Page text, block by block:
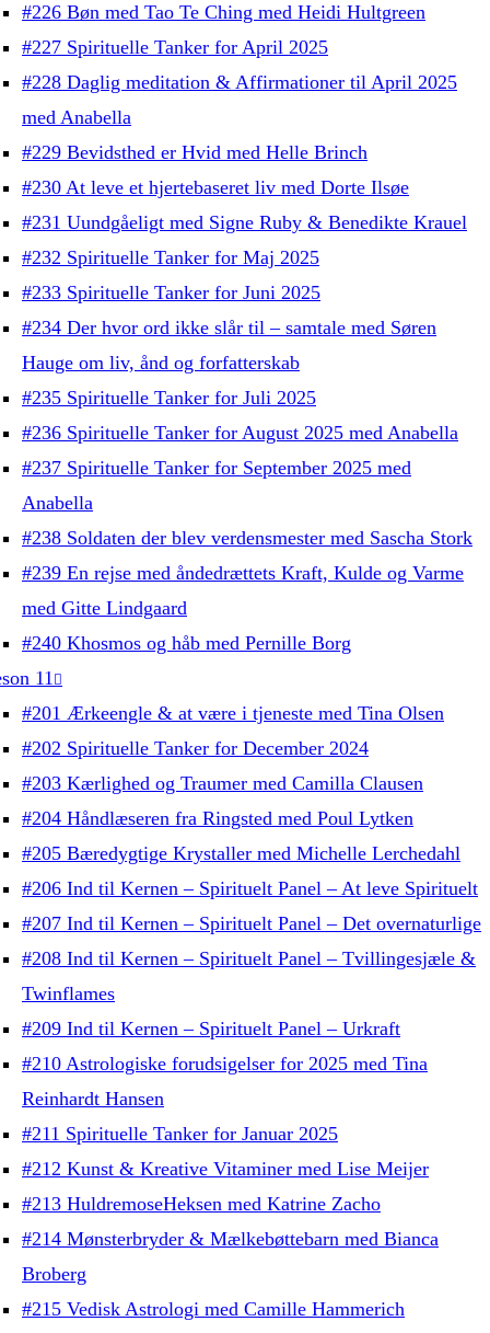
#226 Bøn med Tao Te Ching med Heidi Hultgreen
#227 Spirituelle Tanker for April 2025
#228 Daglig meditation & Affirmationer til April 2025
med Anabella
#229 Bevidsthed er Hvid med Helle Brinch
#230 At leve et hjertebaseret liv med Dorte Ilsøe
#231 Uundgåeligt med Signe Ruby & Benedikte Krauel
#232 Spirituelle Tanker for Maj 2025
#233 Spirituelle Tanker for Juni 2025
#234 Der hvor ord ikke slår til – samtale med Søren
Hauge om liv, ånd og forfatterskab
#235 Spirituelle Tanker for Juli 2025
#236 Spirituelle Tanker for August 2025 med Anabella
#237 Spirituelle Tanker for September 2025 med
Anabella
#238 Soldaten der blev verdensmester med Sascha Stork
#239 En rejse med åndedrættets Kraft, Kulde og Varme
med Gitte Lindgaard
#240 Khosmos og håb med Pernille Borg
11
#201 Ærkeengle & at være i tjeneste med Tina Olsen
#202 Spirituelle Tanker for December 2024
#203 Kærlighed og Traumer med Camilla Clausen
#204 Håndlæseren fra Ringsted med Poul Lytken
#205 Bæredygtige Krystaller med Michelle Lerchedahl
#206 Ind til Kernen – Spirituelt Panel – At leve Spirituelt
#207 Ind til Kernen – Spirituelt Panel – Det overnaturlige
#208 Ind til Kernen – Spirituelt Panel – Tvillingesjæle &
Twinflames
#209 Ind til Kernen – Spirituelt Panel – Urkraft
#210 Astrologiske forudsigelser for 2025 med Tina
Reinhardt Hansen
#211 Spirituelle Tanker for Januar 2025
#212 Kunst & Kreative Vitaminer med Lise Meijer
#213 HuldremoseHeksen med Katrine Zacho
#214 Mønsterbryder & Mælkebøttebarn med Bianca
Broberg
#215 Vedisk Astrologi med Camille Hammerich